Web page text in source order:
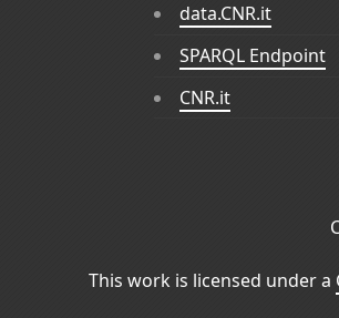
data.CNR.it
SPARQL Endpoint
CNR.it
This work is licensed under a